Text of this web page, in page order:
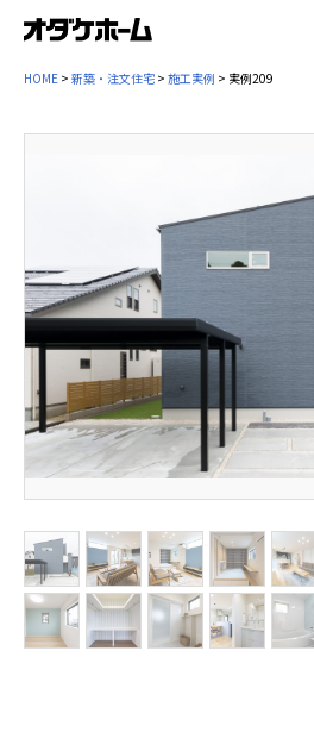
HOME > 新築・注文住宅 > 施工実例 > 実例209